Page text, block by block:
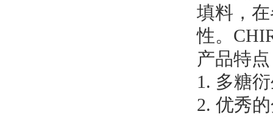
填料，
性。
产品特
1. 多糖
2. 优秀